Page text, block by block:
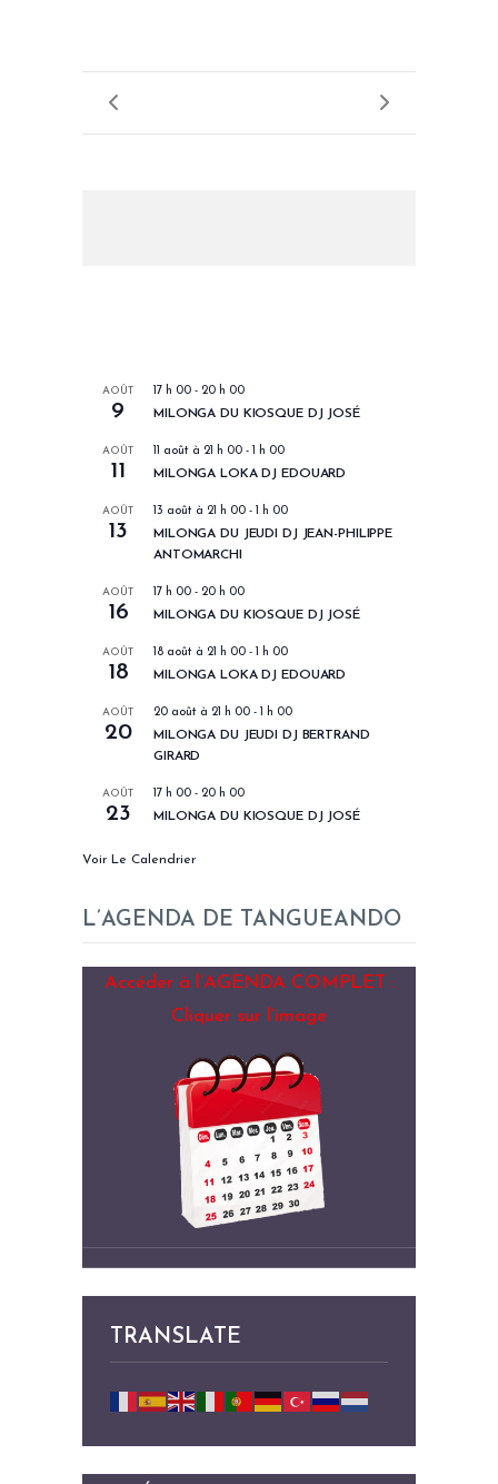
AOÛT
9
17 h 00 - 20 h 00
MILONGA DU KIOSQUE DJ JOSÉ
AOÛT
11
11 août à 21 h 00 - 1 h 00
MILONGA LOKA DJ EDOUARD
AOÛT
13
13 août à 21 h 00 - 1 h 00
MILONGA DU JEUDI DJ JEAN-PHILIPPE
ANTOMARCHI
AOÛT
16
17 h 00 - 20 h 00
MILONGA DU KIOSQUE DJ JOSÉ
AOÛT
18
18 août à 21 h 00 - 1 h 00
MILONGA LOKA DJ EDOUARD
AOÛT
20
20 août à 21 h 00 - 1 h 00
MILONGA DU JEUDI DJ BERTRAND
GIRARD
AOÛT
23
17 h 00 - 20 h 00
MILONGA DU KIOSQUE DJ JOSÉ
Voir Le Calendrier
L’AGENDA DE TANGUEANDO
Accéder à l’AGENDA COMPLET :
Cliquer sur l’image
TRANSLATE